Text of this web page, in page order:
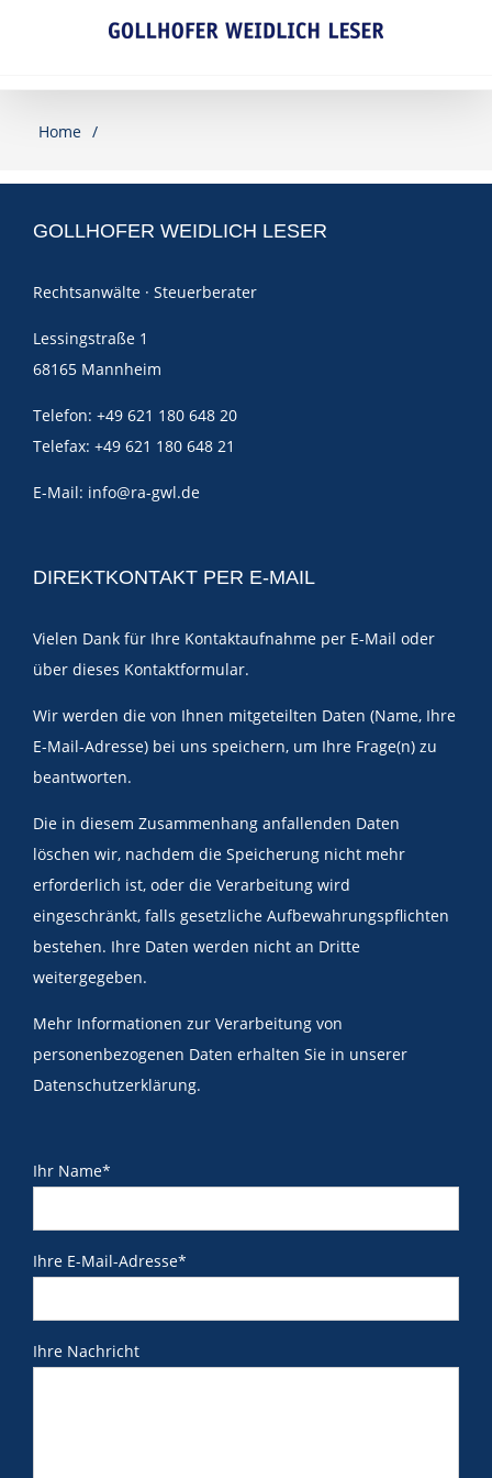
Home
GOLLHOFER WEIDLICH LESER
Rechtsanwälte · Steuerberater
Lessingstraße 1
68165 Mannheim
Telefon: +49 621 180 648 20
Telefax: +49 621 180 648 21
E-Mail: info@ra-gwl.de
DIREKTKONTAKT PER E-MAIL
Vielen Dank für Ihre Kontaktaufnahme per E-Mail oder
über dieses Kontaktformular.
Wir werden die von Ihnen mitgeteilten Daten (Name, Ihre
E-Mail-Adresse) bei uns speichern, um Ihre Frage(n) zu
beantworten.
Die in diesem Zusammenhang anfallenden Daten
löschen wir, nachdem die Speicherung nicht mehr
erforderlich ist, oder die Verarbeitung wird
eingeschränkt, falls gesetzliche Aufbewahrungspflichten
bestehen. Ihre Daten werden nicht an Dritte
weitergegeben.
Mehr Informationen zur Verarbeitung von
personenbezogenen Daten erhalten Sie in unserer
Datenschutzerklärung.
Ihr Name*
Ihre E-Mail-Adresse*
Ihre Nachricht